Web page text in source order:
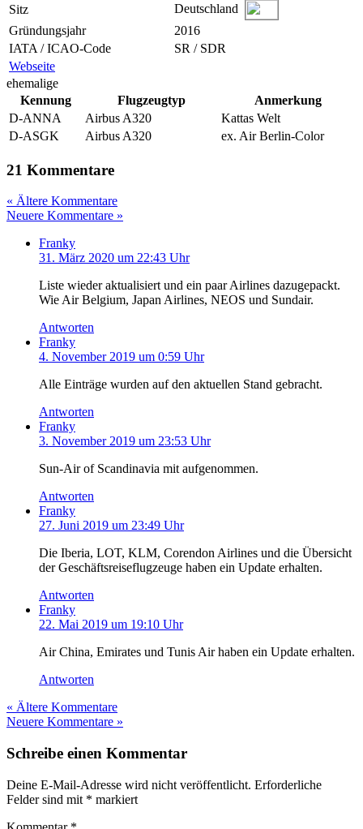
Sitz
Deutschland
Gründungsjahr
2016
IATA / ICAO-Code
SR / SDR
Webseite
ehemalige
Kennung
Flugzeugtyp
Anmerkung
D-ANNA
Airbus A320
Kattas Welt
D-ASGK
Airbus A320 ex. Air Berlin-Color
21 Kommentare
« Ältere Kommentare
Neuere Kommentare »
Franky
31. März 2020 um 22:43 Uhr
Liste wieder aktualisiert und ein paar Airlines dazugepackt.
Wie Air Belgium, Japan Airlines, NEOS und Sundair.
Antworten
Franky
4. November 2019 um 0:59 Uhr
Alle Einträge wurden auf den aktuellen Stand gebracht.
Antworten
Franky
3. November 2019 um 23:53 Uhr
Sun-Air of Scandinavia mit aufgenommen.
Antworten
Franky
27. Juni 2019 um 23:49 Uhr
Die Iberia, LOT, KLM, Corendon Airlines und die Übersicht
der Geschäftsreiseflugzeuge haben ein Update erhalten.
Antworten
Franky
22. Mai 2019 um 19:10 Uhr
Air China, Emirates und Tunis Air haben ein Update erhalten.
Antworten
« Ältere Kommentare
Neuere Kommentare »
Schreibe einen Kommentar
Deine E-Mail-Adresse wird nicht veröffentlicht. Erforderliche
Felder sind mit * markiert